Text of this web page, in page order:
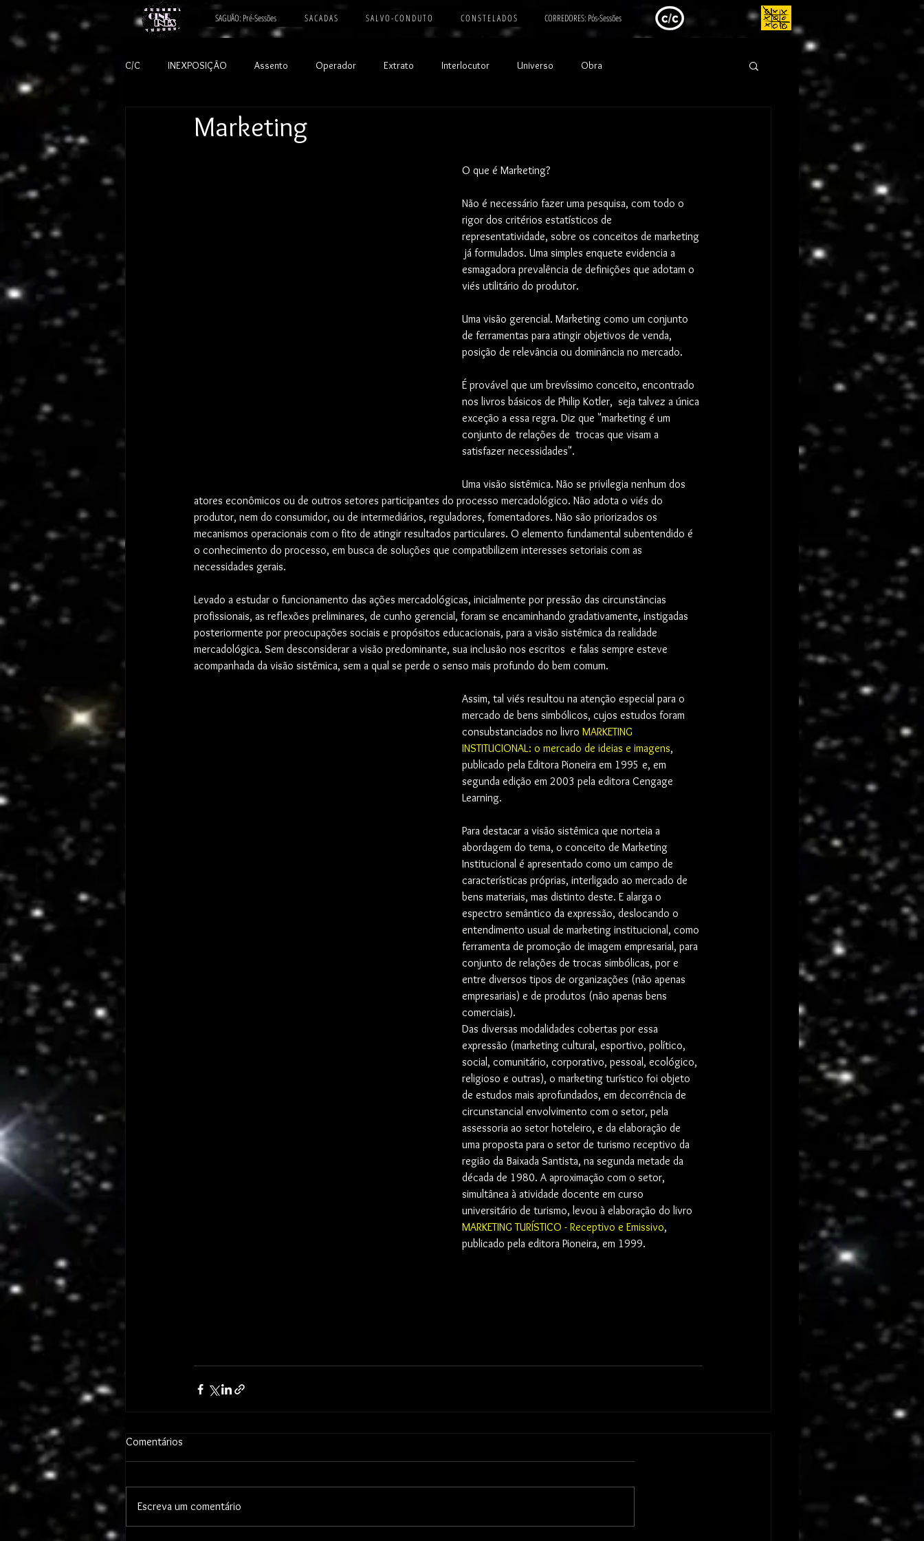
SAGUÃO: Pré-Sessões S A C A D A S S A L V O - C O N D U T O C O N S T E L A D O S CORREDORES: Pós-Sessões
C/C INEXPOSIÇÃO Assento Operador Extrato Interlocutor Universo Obra
Marketing
O que é Marketing?
Não é necessário fazer uma pesquisa, com todo o
rigor dos critérios estatísticos de
representatividade, sobre os conceitos de marketing
já formulados. Uma simples enquete evidencia a
esmagadora prevalência de definições que adotam o
viés utilitário do produtor.
Uma visão gerencial. Marketing como um conjunto
de ferramentas para atingir objetivos de venda,
posição de relevância ou dominância no mercado.
É provável que um brevíssimo conceito, encontrado
nos livros básicos de Philip Kotler,  seja talvez a única
exceção a essa regra. Diz que "marketing é um
conjunto de relações de  trocas que visam a
satisfazer necessidades".
Uma visão sistêmica. Não se privilegia nenhum dos
atores econômicos ou de outros setores participantes do processo mercadológico. Não adota o viés do
produtor, nem do consumidor, ou de intermediários, reguladores, fomentadores. Não são priorizados os
mecanismos operacionais com o fito de atingir resultados particulares. O elemento fundamental subentendido é
o conhecimento do processo, em busca de soluções que compatibilizem interesses setoriais com as
necessidades gerais.
Levado a estudar o funcionamento das ações mercadológicas, inicialmente por pressão das circunstâncias
profissionais, as reflexões preliminares, de cunho gerencial, foram se encaminhando gradativamente, instigadas
posteriormente por preocupações sociais e propósitos educacionais, para a visão sistêmica da realidade
mercadológica. Sem desconsiderar a visão predominante, sua inclusão nos escritos  e falas sempre esteve
acompanhada da visão sistêmica, sem a qual se perde o senso mais profundo do bem comum.
Assim, tal viés resultou na atenção especial para o
mercado de bens simbólicos, cujos estudos foram
consubstanciados no livro MARKETING
INSTITUCIONAL: o mercado de ideias e imagens,
publicado pela Editora Pioneira em 1995 e, em
segunda edição em 2003 pela editora Cengage
Learning.
Para destacar a visão sistêmica que norteia a
abordagem do tema, o conceito de Marketing
Institucional é apresentado como um campo de
características próprias, interligado ao mercado de
bens materiais, mas distinto deste. E alarga o
espectro semântico da expressão, deslocando o
entendimento usual de marketing institucional, como
ferramenta de promoção de imagem empresarial, para
conjunto de relações de trocas simbólicas, por e
entre diversos tipos de organizações (não apenas
empresariais) e de produtos (não apenas bens
comerciais).
Das diversas modalidades cobertas por essa
expressão (marketing cultural, esportivo, político,
social, comunitário, corporativo, pessoal, ecológico,
religioso e outras), o marketing turístico foi objeto
de estudos mais aprofundados, em decorrência de
circunstancial envolvimento com o setor, pela
assessoria ao setor hoteleiro, e da elaboração de
uma proposta para o setor de turismo receptivo da
região da Baixada Santista, na segunda metade da
década de 1980. A aproximação com o setor,
simultânea à atividade docente em curso
universitário de turismo, levou à elaboração do livro
MARKETING TURÍSTICO - Receptivo e Emissivo,
publicado pela editora Pioneira, em 1999.
Comentários
Escreva um comentário